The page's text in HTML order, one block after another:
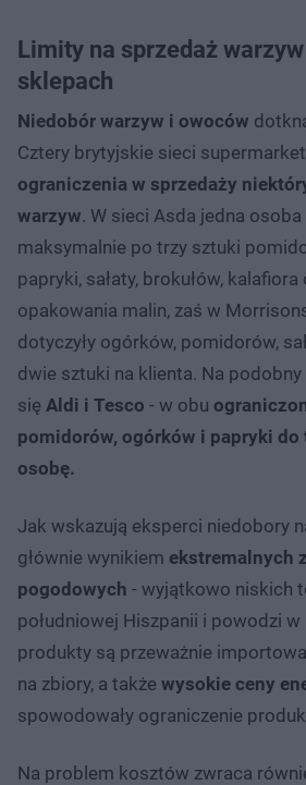
Limity na sprzedaż
sklepach
Niedobór warzyw i owoców
Cztery brytyjskie sieci
ograniczenia w sprzedaży
warzyw. W sieci Asda jedna
maksymalnie po trzy sztuki
papryki, sałaty, brokułów, kalafiora
opakowania malin, zaś w
dotyczyły ogórków, pomidorów,
dwie sztuki na klienta. Na
się Aldi i Tesco - w obu
pomidorów, ogórków i papryki do
osobę.
Jak wskazują eksperci niedobory
głównie wynikiem ekstremalnych
pogodowych - wyjątkowo niskich
południowej Hiszpanii i powodzi w
produkty są przeważnie
na zbiory, a także wysokie ceny
spowodowały ograniczenie
Na problem kosztów zwraca